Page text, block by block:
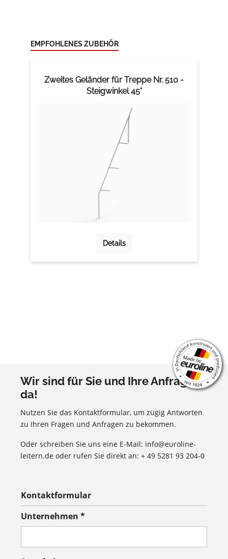
EMPFOHLENES ZUBEHÖR
Zweites Geländer für Treppe Nr. 510 -
Steigwinkel 45°
Details
Wir sind für Sie und Ihre Anfragen
da!
Nutzen Sie das Kontaktformular, um zügig Antworten
zu Ihren Fragen und Anfragen zu bekommen.
Oder schreiben Sie uns eine E-Mail: info@euroline-
leitern.de oder rufen Sie direkt an: + 49 5281 93 204-0
Kontaktformular
Unternehmen *